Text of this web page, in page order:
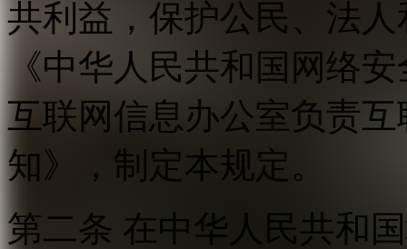
共利益，保护公民、法
《中华人民共和国网络
互联网信息办公室负责
知》，制定本规定。
第二条 在中华人民共和